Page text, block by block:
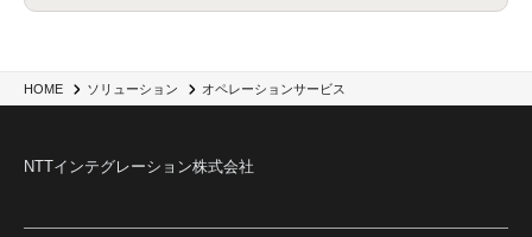
HOME ソリューション オペレーションサービス
NTTインテグレーション株式会社